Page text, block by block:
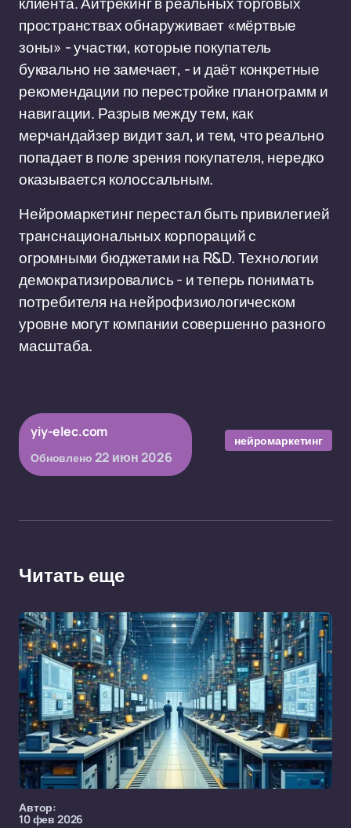
пространствах обнаруживает «мёртвые
зоны» - участки, которые покупатель
буквально не замечает, - и даёт конкретные
рекомендации по перестройке планограмм и
навигации. Разрыв между тем, как
мерчандайзер видит зал, и тем, что реально
попадает в поле зрения покупателя, нередко
оказывается колоссальным.
Нейромаркетинг перестал быть привилегией
транснациональных корпораций с
огромными бюджетами на R&D. Технологии
демократизировались - и теперь понимать
потребителя на нейрофизиологическом
уровне могут компании совершенно разного
масштаба.
yiy-elec.com
Обновлено 22 июн 2026
нейромаркетинг
Читать еще
Автор:
10 фев 2026